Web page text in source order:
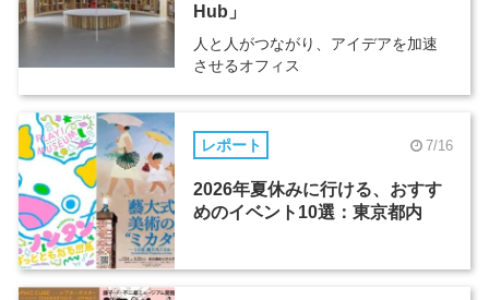
Hub」
人と人がつながり、アイデアを加速
させるオフィス
レポート 7/16
2026年夏休みに行ける、おすす
めのイベント10選：東京都内